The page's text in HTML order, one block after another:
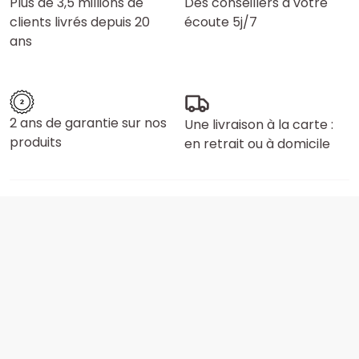
clients livrés depuis 20
ans
écoute 5j/7
2 ans de garantie sur nos
produits
Une livraison à la carte :
en retrait ou à domicile